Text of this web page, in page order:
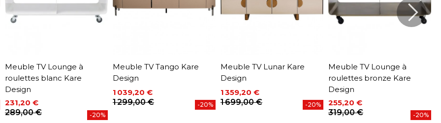
Meuble TV Lounge à
roulettes blanc Kare
Design
Prix
231,20 €
Prix de base
289,00 € -20%
Meuble TV Tango Kare
Design
Prix
1 039,20 €
Prix de base
1 299,00 € -20%
Meuble TV Lunar Kare
Design
Prix
1 359,20 €
Prix de base
1 699,00 € -20%
Meuble TV Lounge à
roulettes bronze Kare
Design
Prix
255,20 €
Prix de base
319,00 € -20%